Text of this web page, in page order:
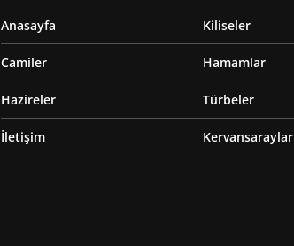
Anasayfa
Camiler
Hazireler
İletişim
Kiliseler
Hamamlar
Türbeler
Kervansaraylar